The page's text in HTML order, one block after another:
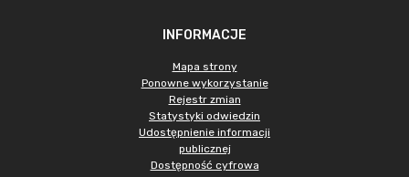
INFORMACJE
Mapa strony
Ponowne wykorzystanie
Rejestr zmian
Statystyki odwiedzin
Udostępnienie informacji
publicznej
Dostępność cyfrowa